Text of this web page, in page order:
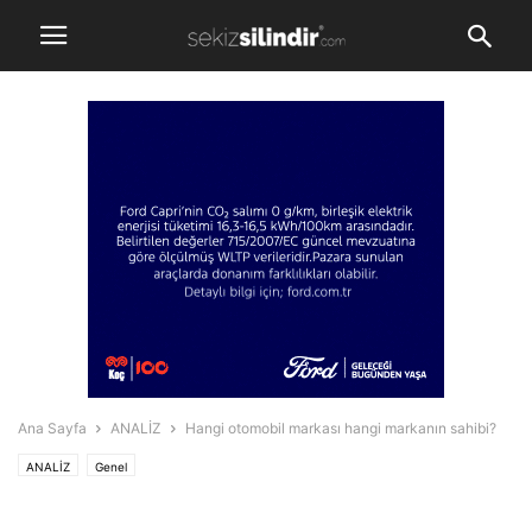
Ana Sayfa ANALİZ Hangi otomobil markası hangi markanın sahibi?
ANALİZ Genel